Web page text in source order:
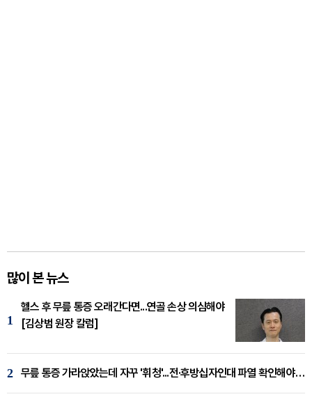
많이 본 뉴스
1
헬스 후 무릎 통증 오래간다면...연골 손상 의심해야
[김상범 원장 칼럼]
2 무릎 통증 가라앉았는데 자꾸 '휘청'...전·후방십자인대 파열 확인해야 [곽우경 원장 칼럼]